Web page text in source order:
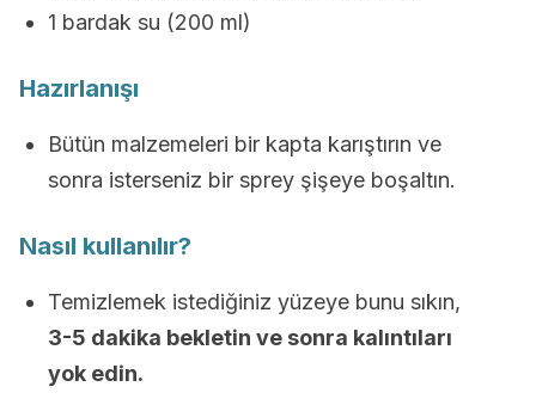
1 bardak su (200 ml)
Hazırlanışı
Bütün malzemeleri bir kapta karıştırın ve
sonra isterseniz bir sprey şişeye boşaltın.
Nasıl kullanılır?
Temizlemek istediğiniz yüzeye bunu sıkın,
3-5 dakika bekletin ve sonra kalıntıları
yok edin.